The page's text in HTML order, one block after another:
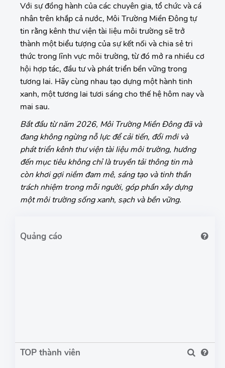
Với sự đồng hành của các chuyên gia, tổ chức và cá
nhân trên khắp cả nước, Môi Trường Miền Đông tự
tin rằng kênh thư viện tài liệu môi trường sẽ trở
thành một biểu tượng của sự kết nối và chia sẻ tri
thức trong lĩnh vực môi trường, từ đó mở ra nhiều cơ
hội hợp tác, đầu tư và phát triển bền vững trong
tương lai. Hãy cùng nhau tạo dựng một hành tinh
xanh, một tương lai tươi sáng cho thế hệ hôm nay và
mai sau.
Bắt đầu từ năm 2026, Môi Trường Miền Đông đã và
đang không ngừng nỗ lực để cải tiến, đổi mới và
phát triển kênh thư viện tài liệu môi trường, hướng
đến mục tiêu không chỉ là truyền tải thông tin mà
còn khơi gợi niềm đam mê, sáng tạo và tinh thần
trách nhiệm trong mỗi người, góp phần xây dựng
một môi trường sống xanh, sạch và bền vững.
TOP thành viên